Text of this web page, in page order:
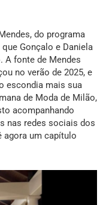
do programa
Gonçalo e Daniela
A fonte de Mendes
no verão de 2025, e
escondia mais sua
de Moda de Milão,
acompanhando
nas redes sociais dos
agora um capítulo